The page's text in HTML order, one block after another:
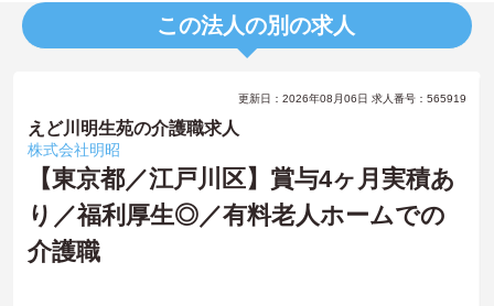
この法人の別の求人
更新日：2026年08月06日 求人番号：565919
えど川明生苑の介護職求人
株式会社明昭
【東京都／江戸川区】賞与4ヶ月実積あ
り／福利厚生◎／有料老人ホームでの
介護職